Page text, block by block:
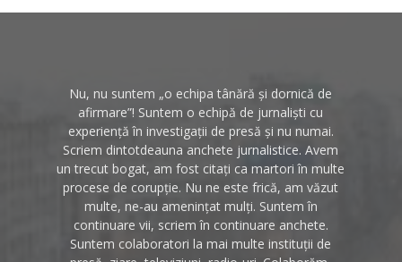
Nu, nu suntem „o echipa tânără și dornică de
afirmare”! Suntem o echipă de jurnaliști cu
experiență în investigații de presă și nu numai.
Scriem dintotdeauna anchete jurnalistice. Avem
un trecut bogat, am fost citați ca martori în multe
procese de corupție. Nu ne este frică, am văzut
multe, ne-au amenințat mulți. Suntem în
continuare vii, scriem în continuare anchete.
Suntem colaboratori la mai multe instituții de